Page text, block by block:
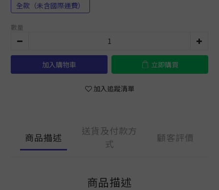
全款（未含國際運費）
數量
加入購物車 立即購買
加入追蹤清單
商品描述
送貨及付款方
式
顧客評價
商品描述